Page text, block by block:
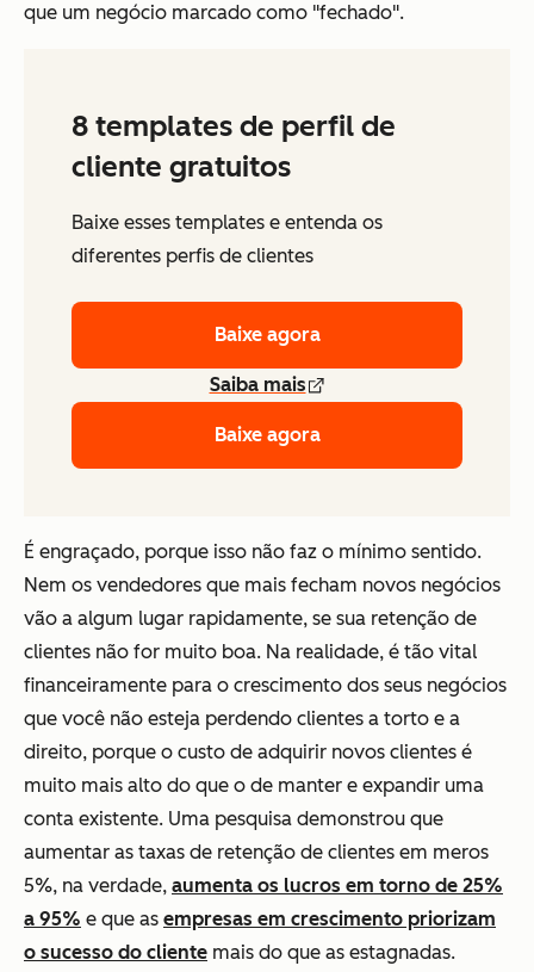
que um negócio marcado como "fechado".
8 templates de perfil de
cliente gratuitos
Baixe esses templates e entenda os
diferentes perfis de clientes
Baixe agora
Saiba mais
Baixe agora
É engraçado, porque isso não faz o mínimo sentido.
Nem os vendedores que mais fecham novos negócios
vão a algum lugar rapidamente, se sua retenção de
clientes não for muito boa. Na realidade, é tão vital
financeiramente para o crescimento dos seus negócios
que você não esteja perdendo clientes a torto e a
direito, porque o custo de adquirir novos clientes é
muito mais alto do que o de manter e expandir uma
conta existente. Uma pesquisa demonstrou que
aumentar as taxas de retenção de clientes em meros
5%, na verdade, aumenta os lucros em torno de 25%
a 95% e que as empresas em crescimento priorizam
o sucesso do cliente mais do que as estagnadas.